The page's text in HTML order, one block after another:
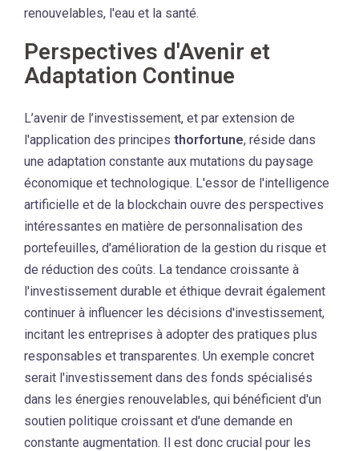
renouvelables, l'eau et la santé.
Perspectives d'Avenir et
Adaptation Continue
L’avenir de l’investissement, et par extension de
l'application des principes thorfortune, réside dans
une adaptation constante aux mutations du paysage
économique et technologique. L'essor de l'intelligence
artificielle et de la blockchain ouvre des perspectives
intéressantes en matière de personnalisation des
portefeuilles, d'amélioration de la gestion du risque et
de réduction des coûts. La tendance croissante à
l'investissement durable et éthique devrait également
continuer à influencer les décisions d'investissement,
incitant les entreprises à adopter des pratiques plus
responsables et transparentes. Un exemple concret
serait l'investissement dans des fonds spécialisés
dans les énergies renouvelables, qui bénéficient d'un
soutien politique croissant et d'une demande en
constante augmentation. Il est donc crucial pour les